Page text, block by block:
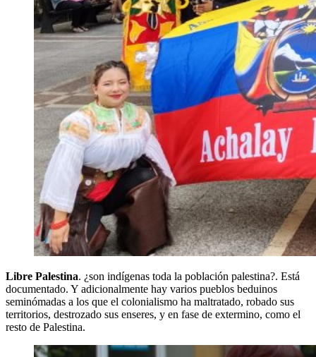
Libre Palestina. ¿son indígenas toda la población palestina?. Está
documentado. Y adicionalmente hay varios pueblos beduinos
seminómadas a los que el colonialismo ha maltratado, robado sus
territorios, destrozado sus enseres, y en fase de extermino, como el
resto de Palestina.